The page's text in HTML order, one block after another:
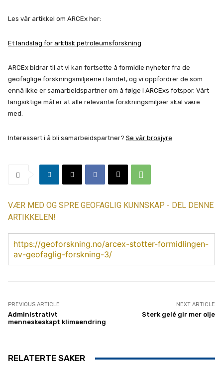
Les vår artikkel om ARCEx her:
Et landslag for arktisk petroleumsforskning
ARCEx bidrar til at vi kan fortsette å formidle nyheter fra de
geofaglige forskningsmiljøene i landet, og vi oppfordrer de som
ennå ikke er samarbeidspartner om å følge i ARCExs fotspor. Vårt
langsiktige mål er at alle relevante forskningsmiljøer skal være
med.
Interessert i å bli samarbeidspartner? Se vår brosjyre
VÆR MED OG SPRE GEOFAGLIG KUNNSKAP - DEL DENNE
ARTIKKELEN!
https://geoforskning.no/arcex-stotter-formidlingen-
av-geofaglig-forskning-3/
PREVIOUS ARTICLE
Administrativt
menneskeskapt klimaendring
NEXT ARTICLE
Sterk gelé gir mer olje
RELATERTE SAKER